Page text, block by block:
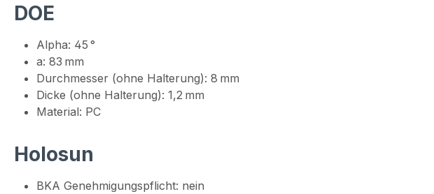
DOE
Alpha: 45 °
a: 83 mm
Durchmesser (ohne Halterung): 8 mm
Dicke (ohne Halterung): 1,2 mm
Material: PC
Holosun
BKA Genehmigungspflicht: nein